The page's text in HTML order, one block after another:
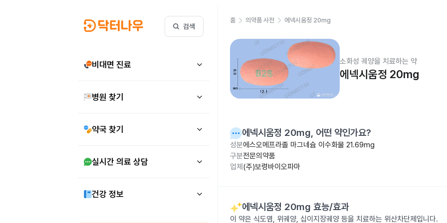
검색
비대면 진료
병원 찾기
약국 찾기
실시간 의료 상담
건강 정보
홈 의약품 사전 에넥시움정 20mg
소화성 궤양을 치료하는 약
에넥시움정 20mg
에넥시움정 20mg, 어떤 약인가요?
성분에스오메프라졸 마그네슘 이수화물 21.69mg
구분전문의약품
업체 (주)보령바이오파마
에넥시움정 20mg 효능/효과
이 약은 식도염, 위궤양, 십이지장궤양 등을 치료하는 위산차단제입니다.